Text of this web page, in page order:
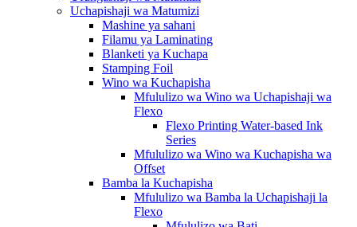
Uchapishaji wa Matumizi
Mashine ya sahani
Filamu ya Laminating
Blanketi ya Kuchapa
Stamping Foil
Wino wa Kuchapisha
Mfululizo wa Wino wa Uchapishaji wa
Flexo
Flexo Printing Water-based Ink
Series
Mfululizo wa Wino wa Kuchapisha wa
Offset
Bamba la Kuchapisha
Mfululizo wa Bamba la Uchapishaji la
Flexo